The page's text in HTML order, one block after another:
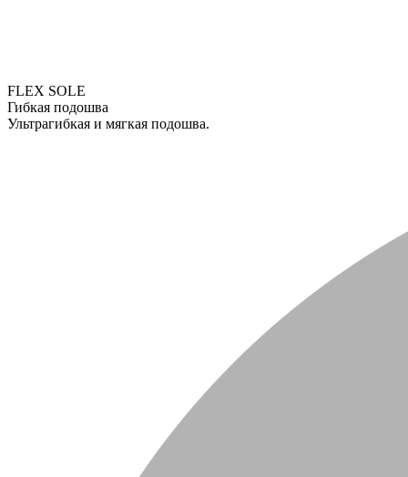
FLEX SOLE
Гибкая подошва
Ультрагибкая и мягкая подошва.